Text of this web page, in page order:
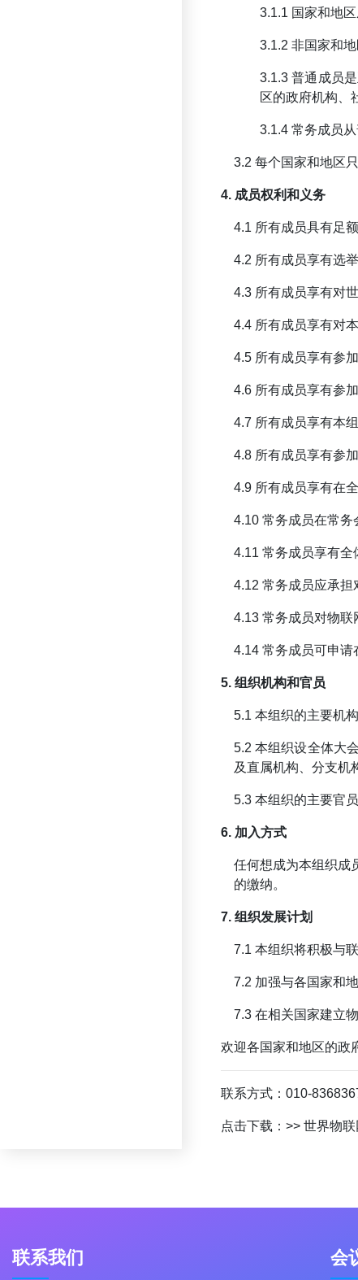
3.1.1 国家和地
3.1.2 非国家和
3.1.3 普通成员
区的政府机构、
3.1.4 常务成员
3.2 每个国家和地区
4. 成员权利和义务
4.1 所有成员具有足
4.2 所有成员享有选
4.3 所有成员享有对
4.4 所有成员享有对
4.5 所有成员享有参
4.6 所有成员享有参
4.7 所有成员享有本
4.8 所有成员享有参
4.9 所有成员享有在
4.10 常务成员在常务
4.11 常务成员享有全
4.12 常务成员应承担
4.13 常务成员对物联
4.14 常务成员可申请
5. 组织机构和官员
5.1 本组织的主要机
5.2 本组织设全体大
及直属机构、分支机
5.3 本组织的主要官
6. 加入方式
任何想成为本组织成
的缴纳。
7. 组织发展计划
7.1 本组织将积极与
7.2 加强与各国家和
7.3 在相关国家建立
欢迎各国家和地区的政
联系方式：010-
点击下载： >> 世界物
联系我们 会